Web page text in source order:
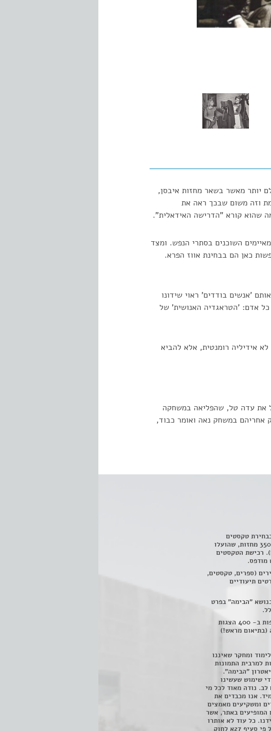
יותר מאשר בשאר מחזות איבסן,
וזה משום שבכך ראה את
שהוא קורא "הדרישה האידאלית".
השוכנים בסתרי הנפש. ומצד
כאן הם בבחינת אווז הפרא.
'אנשים בודדים' ראוי שידונו
כל אדם: 'הטראגדיה האנושית' של
אידיליה רומנטית, אלא להביא
את עדה טל, שהפליאה במשחקה
אחריהם במשחק נאה ואומר כבוד,
טקסטים
ומונולוגים (מתוך למעלה מ – 3500 מחזות, שהועלו
רכישת הטקסטים
מודפס.
(ספרים, טקסטים,
תיעודיים
"הבימה" בפרט
.
חדר הצפייה מרווח ובו ניתן לצפות ב- 400 הצגות
(בתיאום מראש!)
ומחקר שאיננו
למרבית התמונות
"הבימה".
שימוש שעשינו
נודה מאוד לכל מי
אנו מכבדים את
ומשקיעים מאמצים
המופיעים באתר, אשר
כל עוד לא אותרו
בעלי הזכויות, השימוש נעשה על פי סעיף 27א לחוק